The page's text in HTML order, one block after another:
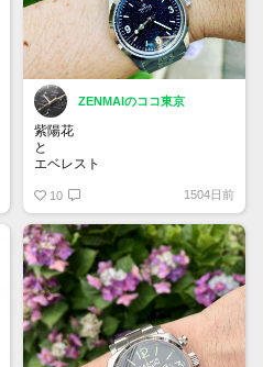
ZENMAIのココ東京
紫陽花
と
エベレスト
スミスウォッチ
#timefactors #prs25
#prs25thanniversary #smiths
#smithswatches #everest .
10 1504日前